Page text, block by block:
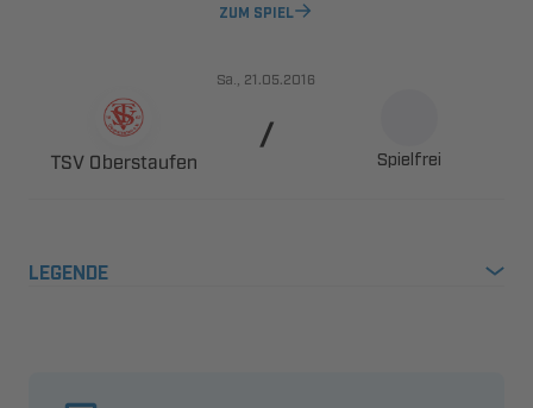
ZUM SPIEL
., 
 

Spielfrei
LEGENDE